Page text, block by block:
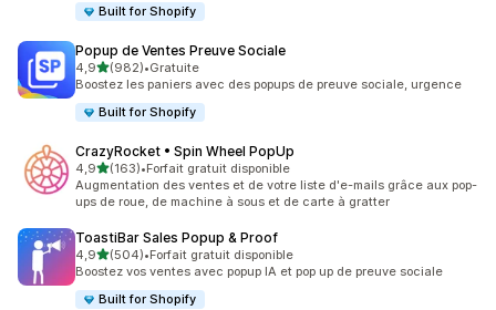
Built for Shopify
Popup de Ventes Preuve Sociale
4,9étoile(s) sur 5
(982)
982 avis au total
•Gratuite
Boostez les paniers avec des popups de preuve sociale, urgence
Built for Shopify
CrazyRocket • Spin Wheel PopUp
4,9étoile(s) sur 5
(163)
163 avis au total
•Forfait gratuit disponible
Augmentation des ventes et de votre liste d'e-mails grâce aux pop-
ups de roue, de machine à sous et de carte à gratter
ToastiBar Sales Popup & Proof
4,9étoile(s) sur 5
(504)
504 avis au total
•Forfait gratuit disponible
Boostez vos ventes avec popup IA et pop up de preuve sociale
Built for Shopify